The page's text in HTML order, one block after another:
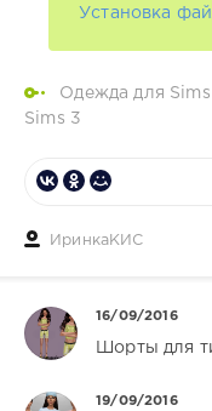
Установка
Одежда для Sims
Sims 3
ИринкаКИС
16/09/2016
Шорты для
19/09/2016